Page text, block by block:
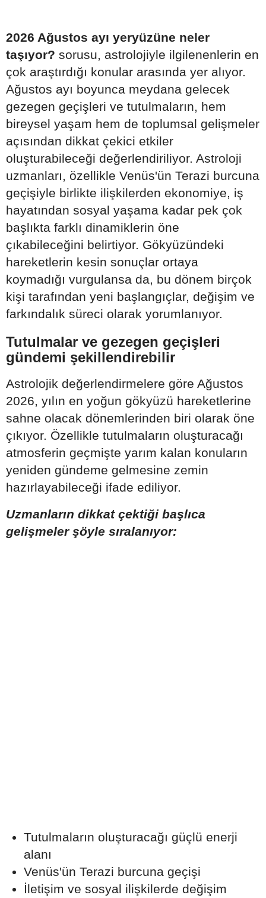
2026 Ağustos ayı yeryüzüne neler
taşıyor? sorusu, astrolojiyle ilgilenenlerin en
çok araştırdığı konular arasında yer alıyor.
Ağustos ayı boyunca meydana gelecek
gezegen geçişleri ve tutulmaların, hem
bireysel yaşam hem de toplumsal gelişmeler
açısından dikkat çekici etkiler
oluşturabileceği değerlendiriliyor. Astroloji
uzmanları, özellikle Venüs'ün Terazi burcuna
geçişiyle birlikte ilişkilerden ekonomiye, iş
hayatından sosyal yaşama kadar pek çok
başlıkta farklı dinamiklerin öne
çıkabileceğini belirtiyor. Gökyüzündeki
hareketlerin kesin sonuçlar ortaya
koymadığı vurgulansa da, bu dönem birçok
kişi tarafından yeni başlangıçlar, değişim ve
farkındalık süreci olarak yorumlanıyor.
Tutulmalar ve gezegen geçişleri
gündemi şekillendirebilir
Astrolojik değerlendirmelere göre Ağustos
2026, yılın en yoğun gökyüzü hareketlerine
sahne olacak dönemlerinden biri olarak öne
çıkıyor. Özellikle tutulmaların oluşturacağı
atmosferin geçmişte yarım kalan konuların
yeniden gündeme gelmesine zemin
hazırlayabileceği ifade ediliyor.
Uzmanların dikkat çektiği başlıca
gelişmeler şöyle sıralanıyor:
Tutulmaların oluşturacağı güçlü enerji
alanı
Venüs'ün Terazi burcuna geçişi
İletişim ve sosyal ilişkilerde değişim